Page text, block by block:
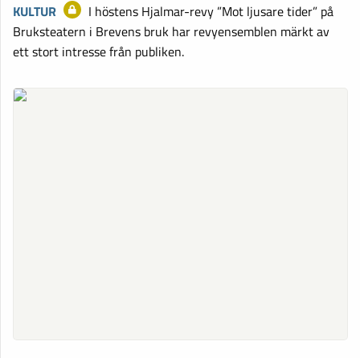
KULTUR
I höstens Hjalmar-revy ”Mot ljusare tider” på
Bruksteatern i Brevens bruk har revyensemblen märkt av
ett stort intresse från publiken.